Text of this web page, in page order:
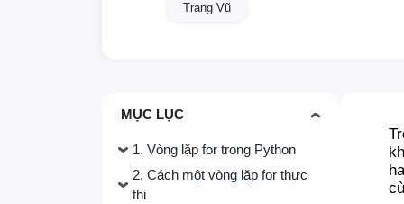
Trang Vũ
MỤC LỤC
1. Vòng lặp for trong Python
2. Cách một vòng lặp for thực
thi